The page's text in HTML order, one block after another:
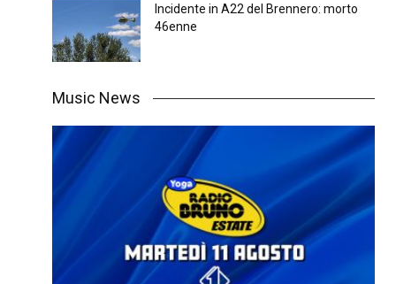
Incidente in A22 del Brennero: morto
46enne
Music News